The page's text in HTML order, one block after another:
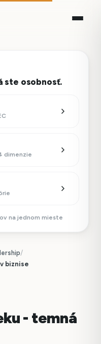
ste osobnosť.
dimenzie
na jednom mieste
/
biznise
- temná